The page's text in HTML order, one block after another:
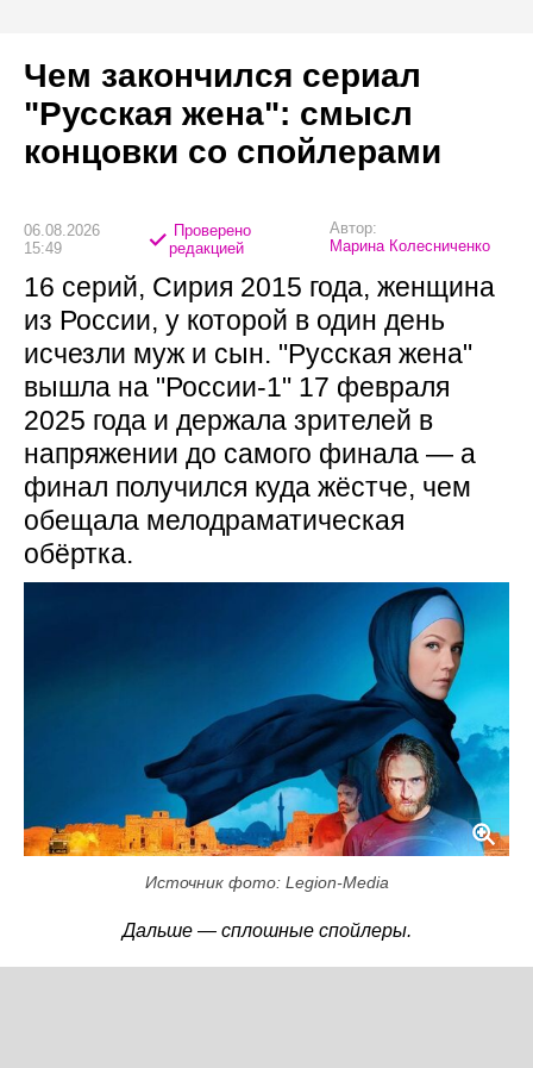
Чем закончился сериал
"Русская жена": смысл
концовки со спойлерами
06.08.2026
15:49
Проверено
редакцией
Автор:
Марина Колесниченко
16 серий, Сирия 2015 года, женщина
из России, у которой в один день
исчезли муж и сын. "Русская жена"
вышла на "России-1" 17 февраля
2025 года и держала зрителей в
напряжении до самого финала — а
финал получился куда жёстче, чем
обещала мелодраматическая
обёртка.
Источник фото: Legion-Media
Дальше — сплошные спойлеры.